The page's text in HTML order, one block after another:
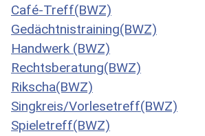
Café-Treff(BWZ)
Gedächtnistraining(BWZ)
Handwerk (BWZ)
Rechtsberatung(BWZ)
Rikscha(BWZ)
Singkreis/Vorlesetreff(BWZ)
Spieletreff(BWZ)